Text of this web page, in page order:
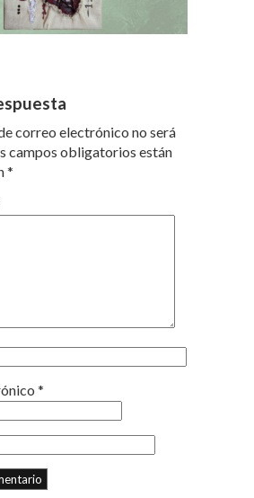
correo electrónico no será
campos obligatorios están
*
*